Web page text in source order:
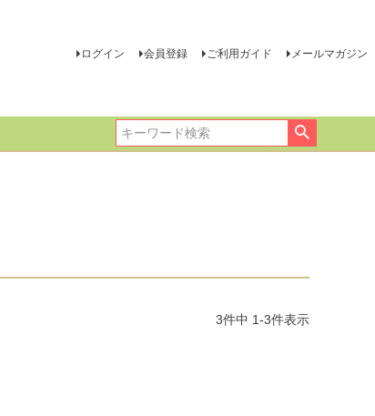
ログイン 会員登録 ご利用ガイド メールマガジン
3件中 1-3件表示